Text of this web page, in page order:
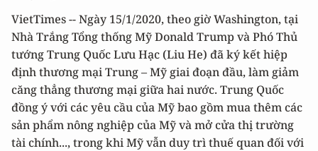
VietTimes -- Ngày 15/1/2020, theo giờ Washington, tại
Nhà Trắng Tổng thống Mỹ Donald Trump và Phó Thủ
tướng Trung Quốc Lưu Hạc (Liu He) đã ký kết hiệp
định thương mại Trung – Mỹ giai đoạn đầu, làm giảm
căng thẳng thương mại giữa hai nước. Trung Quốc
đồng ý với các yêu cầu của Mỹ bao gồm mua thêm các
sản phẩm nông nghiệp của Mỹ và mở cửa thị trường
tài chính..., trong khi Mỹ vẫn duy trì thuế quan đối với